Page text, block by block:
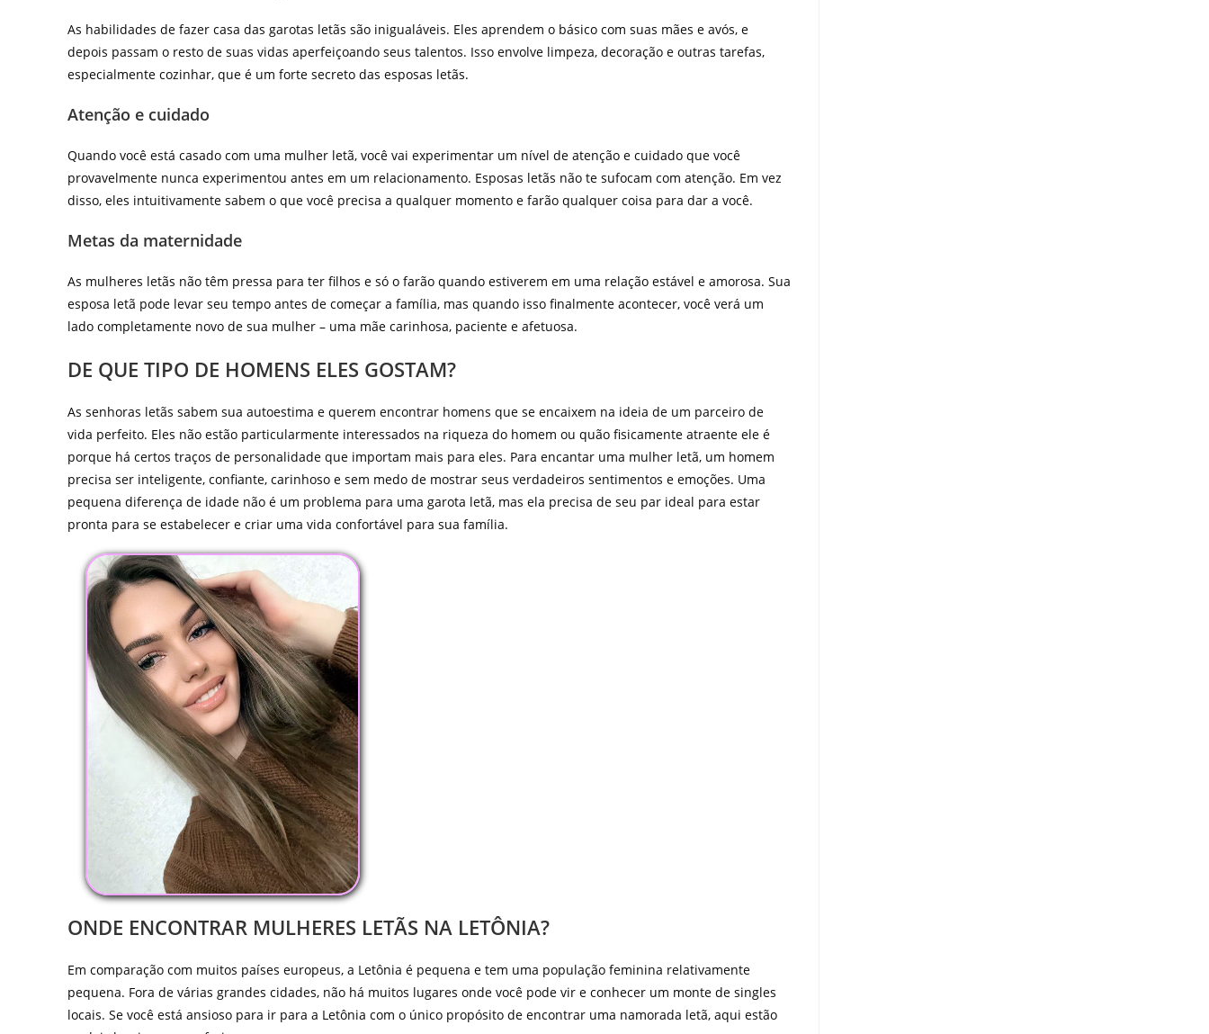
As habilidades de fazer casa das garotas letãs são inigualáveis. Eles aprendem o básico com suas mães e avós, e
depois passam o resto de suas vidas aperfeiçoando seus talentos. Isso envolve limpeza, decoração e outras tarefas,
especialmente cozinhar, que é um forte secreto das esposas letãs.
Atenção e cuidado
Quando você está casado com uma mulher letã, você vai experimentar um nível de atenção e cuidado que você
provavelmente nunca experimentou antes em um relacionamento. Esposas letãs não te sufocam com atenção. Em vez
disso, eles intuitivamente sabem o que você precisa a qualquer momento e farão qualquer coisa para dar a você.
Metas da maternidade
As mulheres letãs não têm pressa para ter filhos e só o farão quando estiverem em uma relação estável e amorosa. Sua
esposa letã pode levar seu tempo antes de começar a família, mas quando isso finalmente acontecer, você verá um
lado completamente novo de sua mulher – uma mãe carinhosa, paciente e afetuosa.
DE QUE TIPO DE HOMENS ELES GOSTAM?
As senhoras letãs sabem sua autoestima e querem encontrar homens que se encaixem na ideia de um parceiro de
vida perfeito. Eles não estão particularmente interessados na riqueza do homem ou quão fisicamente atraente ele é
porque há certos traços de personalidade que importam mais para eles. Para encantar uma mulher letã, um homem
precisa ser inteligente, confiante, carinhoso e sem medo de mostrar seus verdadeiros sentimentos e emoções. Uma
pequena diferença de idade não é um problema para uma garota letã, mas ela precisa de seu par ideal para estar
pronta para se estabelecer e criar uma vida confortável para sua família.
ONDE ENCONTRAR MULHERES LETÃS NA LETÔNIA?
Em comparação com muitos países europeus, a Letônia é pequena e tem uma população feminina relativamente
pequena. Fora de várias grandes cidades, não há muitos lugares onde você pode vir e conhecer um monte de singles
locais. Se você está ansioso para ir para a Letônia com o único propósito de encontrar uma namorada letã, aqui estão